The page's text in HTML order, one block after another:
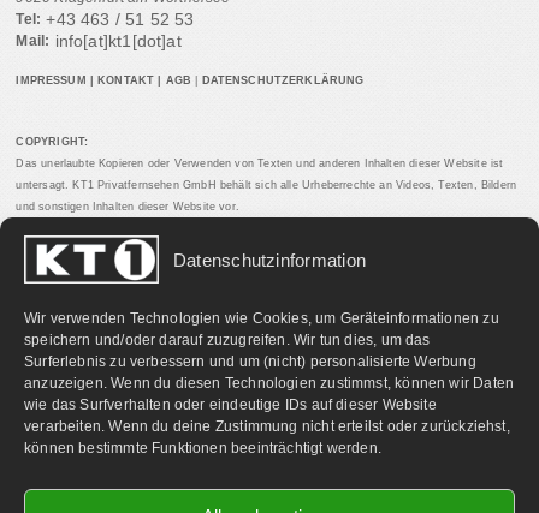
Datenschutzinformation
Wir verwenden Technologien wie Cookies, um Geräteinformationen zu
speichern und/oder darauf zuzugreifen. Wir tun dies, um das
Surferlebnis zu verbessern und um (nicht) personalisierte Werbung
anzuzeigen. Wenn du diesen Technologien zustimmst, können wir Daten
wie das Surfverhalten oder eindeutige IDs auf dieser Website
verarbeiten. Wenn du deine Zustimmung nicht erteilst oder zurückziehst,
können bestimmte Funktionen beeinträchtigt werden.
Tel: +43 463 / 51 52 53
Mail: info[at]kt1[dot]at
IMPRESSUM KONTAKT AGB DATENSCHUTZERKLÄRUNG
COPYRIGHT:
Das unerlaubte Kopieren oder Verwenden von Texten und anderen Inhalten dieser Website ist
untersagt. KT1 Privatfernsehen GmbH behält sich alle Urheberrechte an Videos, Texten, Bildern
und sonstigen Inhalten dieser Website vor.
PARTNERLINKS: